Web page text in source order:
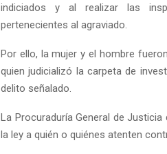
indiciados y al realizar las
pertenecientes al agraviado.
Por ello, la mujer y el hombre
quien judicializó la carpeta de
delito señalado.
La Procuraduría General de
la ley a quién o quiénes atenten